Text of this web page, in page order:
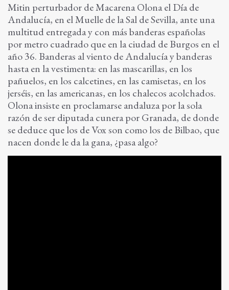
Mitin perturbador de Macarena Olona el Día de
Andalucía, en el Muelle de la Sal de Sevilla, ante una
multitud entregada y con más banderas españolas
por metro cuadrado que en la ciudad de Burgos en el
año 36. Banderas al viento de Andalucía y banderas
hasta en la vestimenta: en las mascarillas, en los
pañuelos, en los calcetines, en las camisetas, en los
jerséis, en las americanas, en los chalecos acolchados.
Olona insiste en proclamarse andaluza por la sola
razón de ser diputada cunera por Granada, de donde
se deduce que los de Vox son como los de Bilbao, que
nacen donde le da la gana, ¿pasa algo?